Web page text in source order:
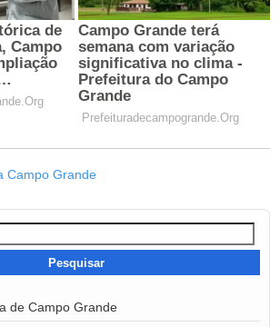
Campo Grande
de Campo Grande